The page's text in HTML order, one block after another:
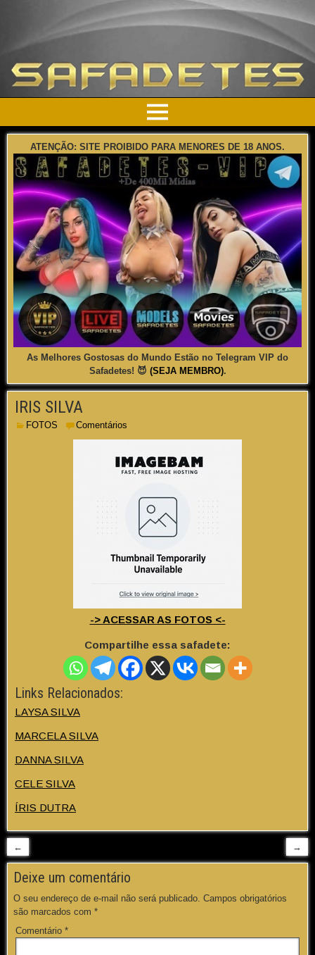
ATENÇÃO: SITE PROIBIDO PARA MENORES DE 18 ANOS.
As Melhores Gostosas do Mundo Estão no Telegram VIP do
Safadetes! 😈 (SEJA MEMBRO).
IRIS SILVA
FOTOS Comentários
-> ACESSAR AS FOTOS <-
Compartilhe essa safadete:
Links Relacionados:
LAYSA SILVA
MARCELA SILVA
DANNA SILVA
CELE SILVA
ÍRIS DUTRA
← →
Deixe um comentário
O seu endereço de e-mail não será publicado. Campos obrigatórios
são marcados com *
Comentário *